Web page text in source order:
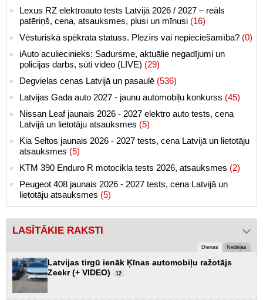
Lexus RZ elektroauto tests Latvijā 2026 / 2027 – reāls
patēriņš, cena, atsauksmes, plusi un mīnusi (16)
Vēsturiskā spēkrata statuss. Plezīrs vai nepieciešamība? (0)
iAuto aculiecinieks: Sadursme, aktuālie negadījumi un
policijas darbs, sūti video (LIVE) (29)
Degvielas cenas Latvijā un pasaulē (536)
Latvijas Gada auto 2027 - jaunu automobiļu konkurss (45)
Nissan Leaf jaunais 2026 - 2027 elektro auto tests, cena
Latvijā un lietotāju atsauksmes (5)
Kia Seltos jaunais 2026 - 2027 tests, cena Latvijā un lietotāju
atsauksmes (5)
KTM 390 Enduro R motocikla tests 2026, atsauksmes (2)
Peugeot 408 jaunais 2026 - 2027 tests, cena Latvijā un
lietotāju atsauksmes (5)
LASĪTĀKIE RAKSTI
Dienas Nedēļas
Latvijas tirgū ienāk Ķīnas automobiļu ražotājs
Zeekr (+ VIDEO)
12